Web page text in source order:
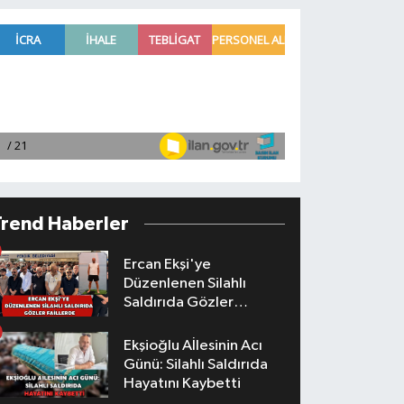
Haberler
Ercan Ekşi'ye
Düzenlenen Silahlı
Saldırıda Gözler
Ekşioğlu Aİlesinin Acı
Günü: Silahlı Saldırıda
Hayatını Kaybetti